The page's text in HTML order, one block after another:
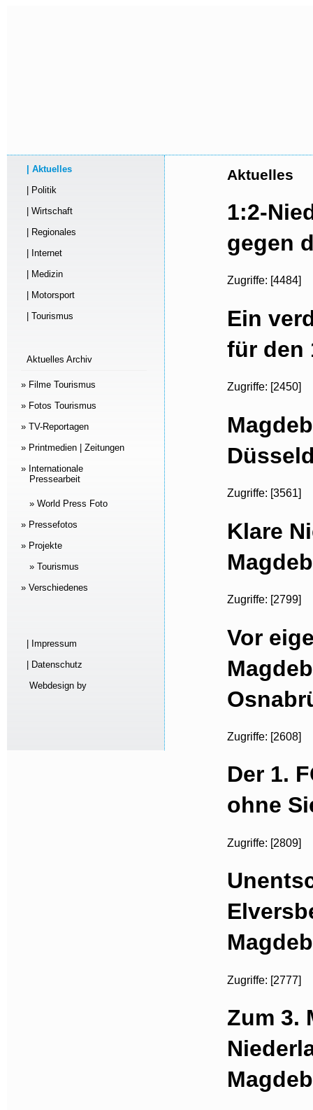
| Aktuelles
| Politik
| Wirtschaft
| Regionales
| Internet
| Medizin
| Motorsport
| Tourismus
Aktuelles Archiv
» Filme Tourismus
» Fotos Tourismus
» TV-Reportagen
» Printmedien | Zeitungen
» Internationale
Pressearbeit
» World Press Foto
» Pressefotos
» Projekte
» Tourismus
» Verschiedenes
| Impressum
| Datenschutz
Webdesign by
Aktuelles
1:2-
gegen
Zugriffe: [4484]
Ein
für den
Zugriffe: [2450]
Zugriffe: [3561]
Klare
Zugriffe: [2799]
Vor
Zugriffe: [2608]
Der 1.
ohne
Zugriffe: [2809]
Zugriffe: [2777]
Zum 3.